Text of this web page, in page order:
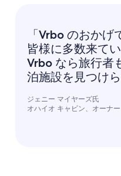
「Vrbo のおか
皆様に多数来て
Vrbo なら旅行者
泊施設を見つけ
ジェニー マイヤーズ氏
オハイオ キャビン、オーナー